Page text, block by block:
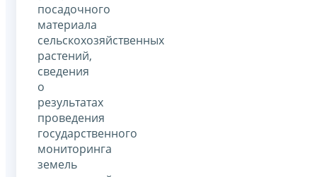
посадочного
материала
сельскохозяйственных
растений,
сведения
о
результатах
проведения
государственного
мониторинга
земель